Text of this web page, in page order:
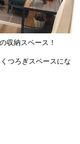
収納スペース！
つろぎスペースにな